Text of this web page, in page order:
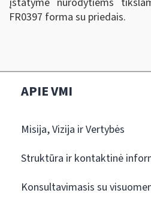
FR0397 forma su priedais.
APIE VMI
Misija, Vizija ir Vertybės
Struktūra ir kontaktinė
Konsultavimasis su